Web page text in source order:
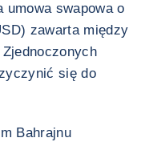
swapowa o
zawarta między
się do
Bahrajnu